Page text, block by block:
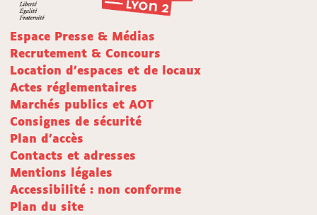
Espace Presse & Médias
Recrutement & Concours
Location d'espaces et de locaux
Actes réglementaires
Marchés publics et AOT
Consignes de sécurité
Plan d'accès
Contacts et adresses
Mentions légales
Accessibilité : non conforme
Plan du site